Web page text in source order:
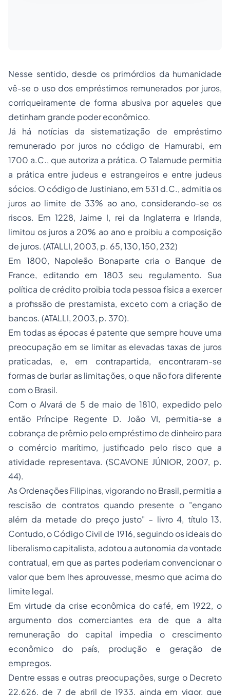
Nesse sentido, desde os primórdios da humanidade
vê-se o uso dos empréstimos remunerados por juros,
corriqueiramente de forma abusiva por aqueles que
detinham grande poder econômico.
Já há notícias da sistematização de empréstimo
remunerado por juros no código de Hamurabi, em
1700 a.C., que autoriza a prática. O Talamude permitia
a prática entre judeus e estrangeiros e entre judeus
sócios. O código de Justiniano, em 531 d.C., admitia os
juros ao limite de 33% ao ano, considerando-se os
riscos. Em 1228, Jaime I, rei da Inglaterra e Irlanda,
limitou os juros a 20% ao ano e proibiu a composição
de juros. (ATALLI, 2003, p. 65, 130, 150, 232)
Em 1800, Napoleão Bonaparte cria o Banque de
France, editando em 1803 seu regulamento. Sua
política de crédito proibia toda pessoa física a exercer
a profissão de prestamista, exceto com a criação de
bancos. (ATALLI, 2003, p. 370).
Em todas as épocas é patente que sempre houve uma
preocupação em se limitar as elevadas taxas de juros
praticadas, e, em contrapartida, encontraram-se
formas de burlar as limitações, o que não fora diferente
com o Brasil.
Com o Alvará de 5 de maio de 1810, expedido pelo
então Príncipe Regente D. João VI, permitia-se a
cobrança de prêmio pelo empréstimo de dinheiro para
o comércio marítimo, justificado pelo risco que a
atividade representava. (SCAVONE JÚNIOR, 2007, p.
44).
As Ordenações Filipinas, vigorando no Brasil, permitia a
rescisão de contratos quando presente o "engano
além da metade do preço justo" – livro 4, título 13.
Contudo, o Código Civil de 1916, seguindo os ideais do
liberalismo capitalista, adotou a autonomia da vontade
contratual, em que as partes poderiam convencionar o
valor que bem lhes aprouvesse, mesmo que acima do
limite legal.
Em virtude da crise econômica do café, em 1922, o
argumento dos comerciantes era de que a alta
remuneração do capital impedia o crescimento
econômico do país, produção e geração de
empregos.
Dentre essas e outras preocupações, surge o Decreto
22.626, de 7 de abril de 1933, ainda em vigor, que